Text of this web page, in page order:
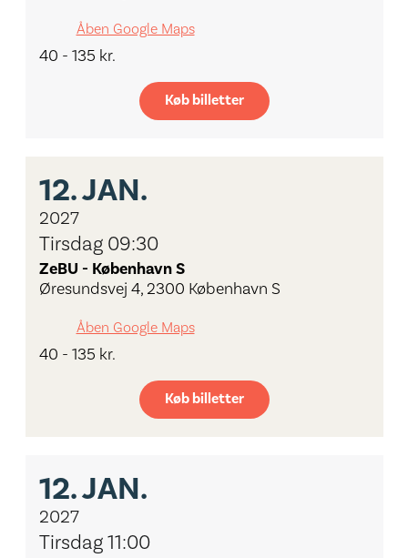
Åben Google Maps
40 - 135 kr.
Køb billetter
12.JAN.
2027
Tirsdag 09:30
ZeBU - København S
Øresundsvej 4, 2300 København S
Åben Google Maps
40 - 135 kr.
Køb billetter
12.JAN.
2027
Tirsdag 11:00